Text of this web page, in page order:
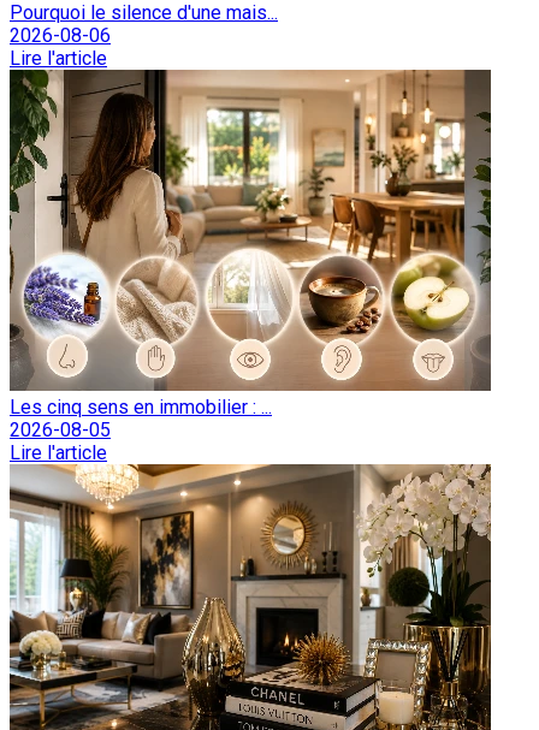
Pourquoi le silence d'une mais...
2026-08-06
Lire l'article
Les cinq sens en immobilier : ...
2026-08-05
Lire l'article